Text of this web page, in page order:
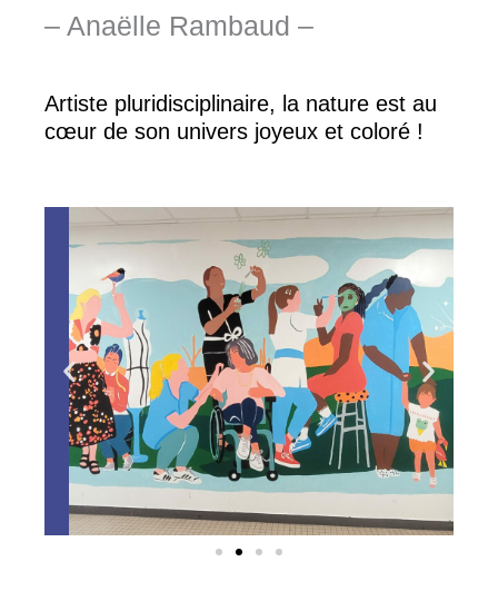
– Anaëlle Rambaud –
Artiste pluridisciplinaire, la nature est au
cœur de son univers joyeux et coloré !